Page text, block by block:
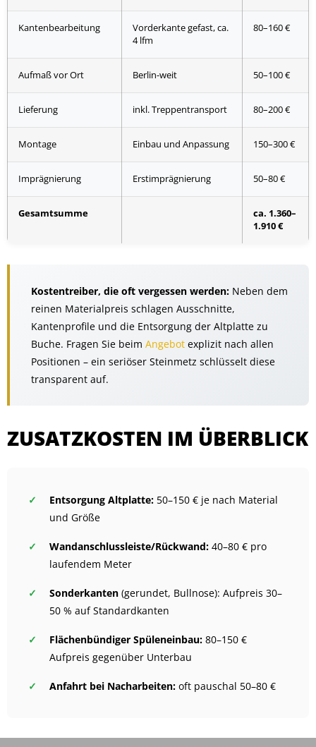
Kantenbearbeitung
Vorderkante gefast, ca.
4 lfm
80–160 €
Aufmaß vor Ort Berlin-weit 50–100 €
Lieferung inkl. Treppentransport 80–200 €
Montage Einbau und Anpassung 150–300 €
Imprägnierung Erstimprägnierung 50–80 €
Gesamtsumme
ca. 1.360–
1.910 €
Kostentreiber, die oft vergessen werden: Neben dem
reinen Materialpreis schlagen Ausschnitte,
Kantenprofile und die Entsorgung der Altplatte zu
Buche. Fragen Sie beim Angebot explizit nach allen
Positionen – ein seriöser Steinmetz schlüsselt diese
transparent auf.
ZUSATZKOSTEN IM ÜBERBLICK
Entsorgung Altplatte: 50–150 € je nach Material
und Größe
Wandanschlussleiste/Rückwand: 40–80 € pro
laufendem Meter
Sonderkanten (gerundet, Bullnose): Aufpreis 30–
50 % auf Standardkanten
Flächenbündiger Spüleneinbau: 80–150 €
Aufpreis gegenüber Unterbau
Anfahrt bei Nacharbeiten: oft pauschal 50–80 €